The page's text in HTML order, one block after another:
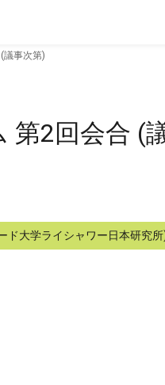
議事次第)
第2回会合 (
ド大学ライシャワー日本研究所